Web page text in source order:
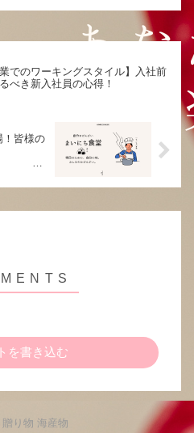
業でのワーキングスタイル】入社前
べき新入社員の心得！
！皆様の
を書き込む
り物 海産物